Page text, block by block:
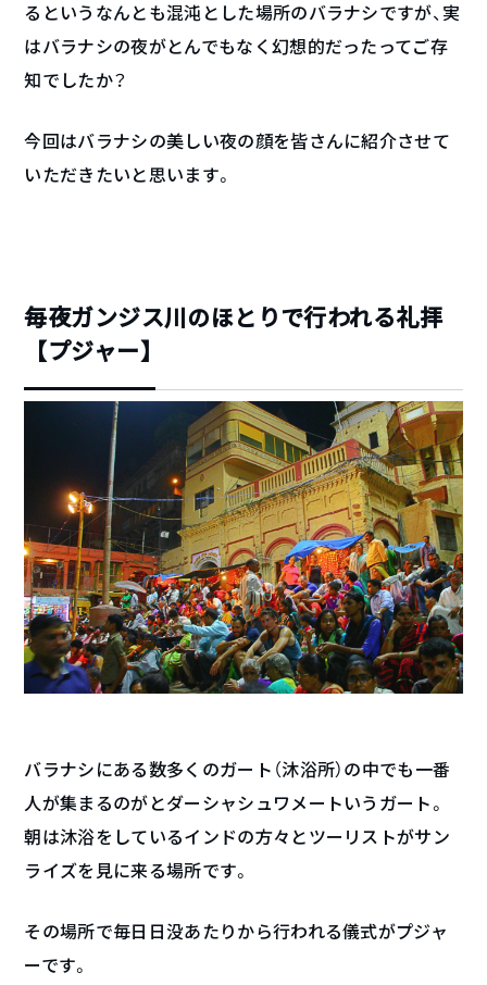
るというなんとも混沌とした場所のバラナシですが、実
はバラナシの夜がとんでもなく幻想的だったってご存
知でしたか？
今回はバラナシの美しい夜の顔を皆さんに紹介させて
いただきたいと思います。
毎夜ガンジス川のほとりで行われる礼拝
【プジャー】
バラナシにある数多くのガート（沐浴所）の中でも一番
人が集まるのがとダーシャシュワメートいうガート。
朝は沐浴をしているインドの方々とツーリストがサン
ライズを見に来る場所です。
その場所で毎日日没あたりから行われる儀式がプジャ
ーです。